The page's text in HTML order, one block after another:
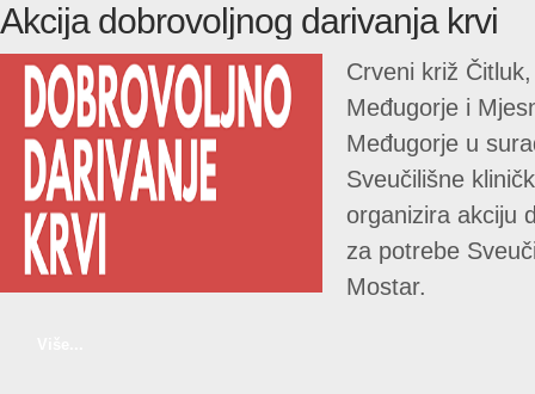
Akcija dobrovoljnog darivanja krvi
Crveni križ
Međugorje i
Međugorje u
Sveučilišne
organizira akciju
za potrebe
Mostar.